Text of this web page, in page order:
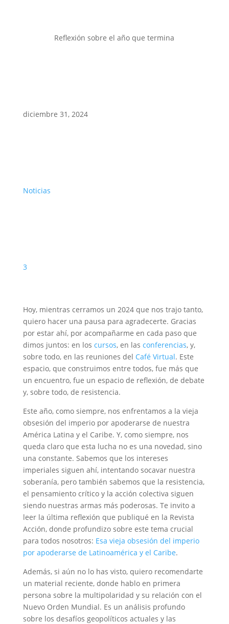
Reflexión sobre el año que termina
diciembre 31, 2024
Noticias
3
Hoy, mientras cerramos un 2024 que nos trajo tanto,
quiero hacer una pausa para agradecerte. Gracias
por estar ahí, por acompañarme en cada paso que
dimos juntos: en los cursos, en las conferencias, y,
sobre todo, en las reuniones del Café Virtual. Este
espacio, que construimos entre todos, fue más que
un encuentro, fue un espacio de reflexión, de debate
y, sobre todo, de resistencia.
Este año, como siempre, nos enfrentamos a la vieja
obsesión del imperio por apoderarse de nuestra
América Latina y el Caribe. Y, como siempre, nos
queda claro que esta lucha no es una novedad, sino
una constante. Sabemos que los intereses
imperiales siguen ahí, intentando socavar nuestra
soberanía, pero también sabemos que la resistencia,
el pensamiento crítico y la acción colectiva siguen
siendo nuestras armas más poderosas. Te invito a
leer la última reflexión que publiqué en la Revista
Acción, donde profundizo sobre este tema crucial
para todos nosotros: Esa vieja obsesión del imperio
por apoderarse de Latinoamérica y el Caribe.
Además, si aún no lo has visto, quiero recomendarte
un material reciente, donde hablo en primera
persona sobre la multipolaridad y su relación con el
Nuevo Orden Mundial. Es un análisis profundo
sobre los desafíos geopolíticos actuales y las